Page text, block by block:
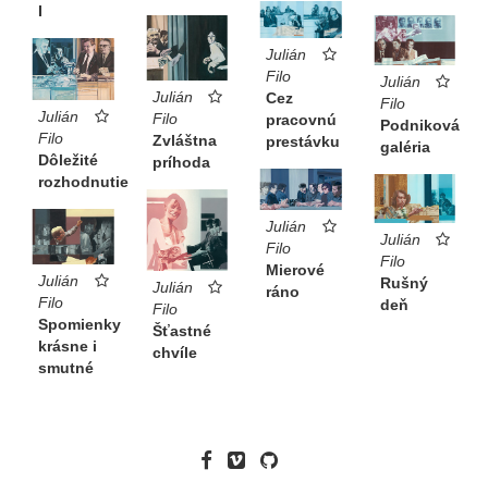
I
Julián
Filo
Cez
pracovnú
prestávku
Julián
Filo
Podniková
galéria
Julián
Filo
Zvláštna
príhoda
Julián
Filo
Dôležité
rozhodnutie
Julián
Filo
Mierové
ráno
Julián
Filo
Rušný
deň
Julián
Filo
Šťastné
chvíle
Julián
Filo
Spomienky
krásne i
smutné